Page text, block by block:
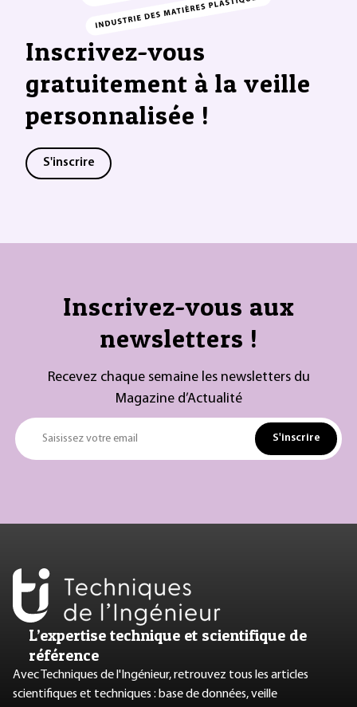
Inscrivez-vous
gratuitement à la veille
personnalisée !
S'inscrire
Inscrivez-vous aux
newsletters !
Recevez chaque semaine les newsletters du
Magazine d’Actualité
Saisissez votre email S'inscrire
L’expertise technique et scientifique de
référence
Avec Techniques de l'Ingénieur, retrouvez tous les articles
scientifiques et techniques : base de données, veille